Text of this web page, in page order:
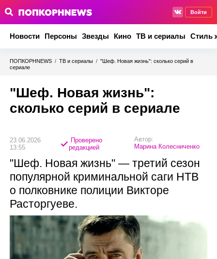
Войти
Новости Персоны Звезды Кино ТВ и сериалы Стиль
ПОПКОРНNEWS / ТВ и сериалы / "Шеф. Новая жизнь": сколько серий в
сериале
"Шеф. Новая жизнь":
сколько серий в сериале
23.06.2026
13:55
Проверено
редакцией
Автор:
Марина Колесниченко
"Шеф. Новая жизнь" — третий сезон
популярной криминальной саги НТВ
о полковнике полиции Викторе
Расторгуеве.